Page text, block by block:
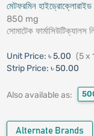
মেটফরমিন হাইড্রোক্লোরাইড
850 mg
সোমাটেক ফার্মাসিউটিক্যালস
Unit Price: ৳ 5.00 (5 x
Strip Price: ৳ 50.00
Also available as:
Alternate Brands